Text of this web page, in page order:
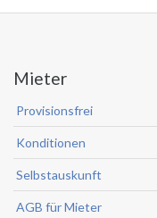
Mieter
Provisionsfrei
Konditionen
Selbstauskunft
AGB für Mieter